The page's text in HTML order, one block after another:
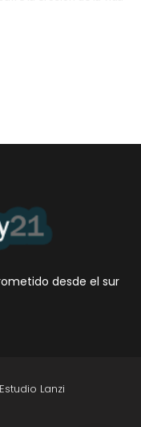
desde el sur
Estudio Lanzi